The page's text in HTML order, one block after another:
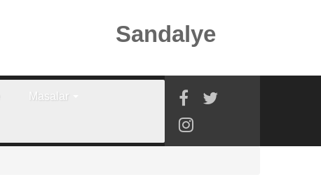
Sandalye
Masalar